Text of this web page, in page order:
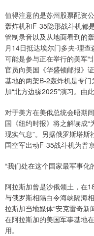
值得注意的是苏州股票配资
轰炸机和F-35隐形战斗机都
管制录音以及从地面看到的
月14日抵达埃尔门多夫-理
可能是参与正在举行的美军“
官员向美国《华盛顿邮报》
基地的两架B-2轰炸机是专
加“北方边缘2025”演习。由
对于美方在美俄总统会晤期
国《纽约时报》将之解读成
现实气息”。另据俄罗斯塔
国空军出动F-35战斗机为普
“我们处在这个国家最军事化
阿拉斯加曾是沙俄领土，在
与俄罗斯相隔白令海峡隔海
拉斯加当地媒体“安克雷奇新
在阿拉斯加的美国军事基地
用。